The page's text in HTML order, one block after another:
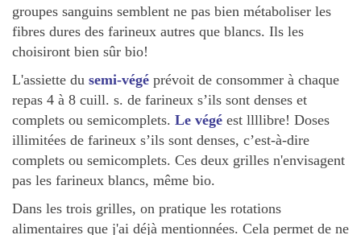
groupes sanguins semblent ne pas bien métaboliser les
fibres dures des farineux autres que blancs. Ils les
choisiront bien sûr bio!
L'assiette du semi-végé prévoit de consommer à chaque
repas 4 à 8 cuill. s. de farineux s’ils sont denses et
complets ou semicomplets. Le végé est llllibre! Doses
illimitées de farineux s’ils sont denses, c’est-à-dire
complets ou semicomplets. Ces deux grilles n'envisagent
pas les farineux blancs, même bio.
Dans les trois grilles, on pratique les rotations
alimentaires que j'ai déjà mentionnées. Cela permet de ne